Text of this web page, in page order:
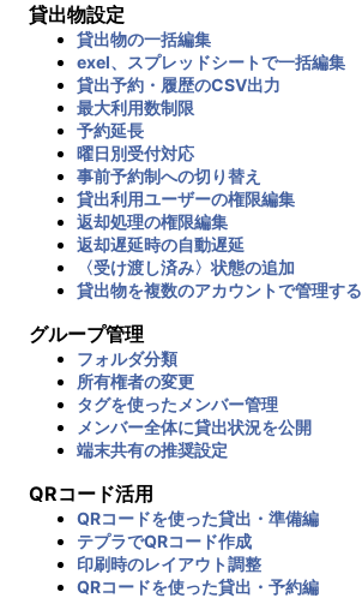
貸出物設定
貸出物の一括編集
exel、スプレッドシートで一括編集
貸出予約・履歴のCSV出力
最大利用数制限
予約延長
曜日別受付対応
事前予約制への切り替え
貸出利用ユーザーの権限編集
返却処理の権限編集
返却遅延時の自動遅延
〈受け渡し済み〉状態の追加
貸出物を複数のアカウントで管理する
グループ管理
フォルダ分類
所有権者の変更
タグを使ったメンバー管理
メンバー全体に貸出状況を公開
端末共有の推奨設定
QRコード活用
QRコードを使った貸出・準備編
テプラでQRコード作成
印刷時のレイアウト調整
QRコードを使った貸出・予約編